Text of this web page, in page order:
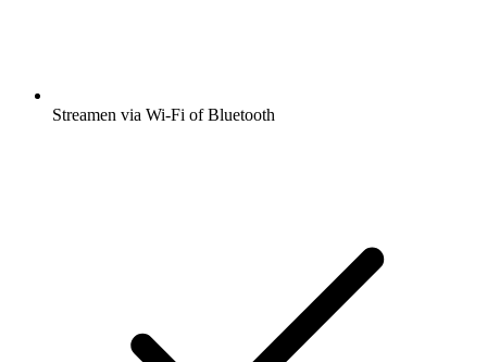
Streamen via Wi-Fi of Bluetooth